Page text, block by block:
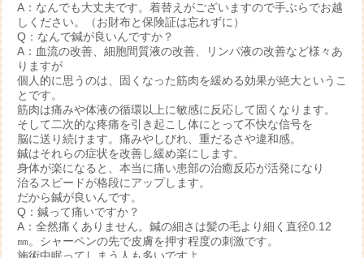
A：なんでも大丈夫です。着替えがございますので手ぶらでお越
しください。（お財布と保険証は忘れずに）
Q：なんで鍼が良いんですか？
A：血流の改善、細胞間質液の改善、リンパ液の改善など様々あ
りますが
個人的に思うのは、固くなった筋肉を緩める効果が絶大というこ
とです。
筋肉は痛みや体液の循環以上に敏感に反応して固くなります。
そして二次的な疼痛を引き起こし体にとって不快な信号を
脳に送り続けます。痛みやしびれ、重だるさや違和感。
鍼はそれらの症状を改善し緩め楽にします。
身体が楽になると、本当に痛い患部の治癒反応が活発になり
治るスピードが格段にアップします。
だから鍼が良いんです。
Q：鍼って痛いですか？
A：全然痛くありません。鍼の細さは髪の毛より細く直径0.12
㎜。シャーペンの先で皮膚を押す程度の刺激です。